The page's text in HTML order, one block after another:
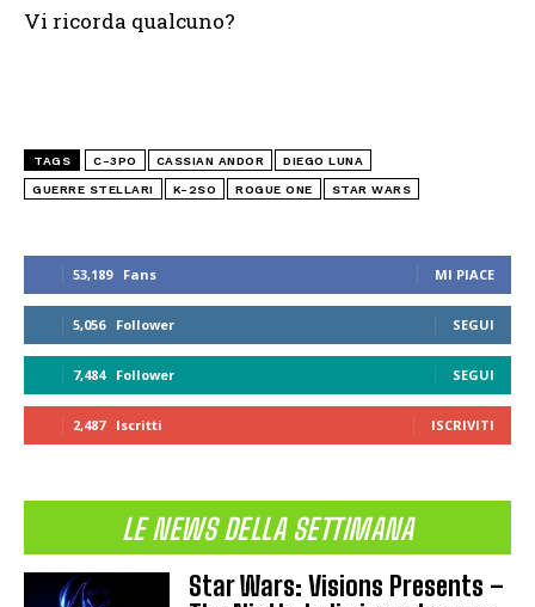
53,189 Fans MI PIACE
5,056 Follower SEGUI
7,484 Follower SEGUI
2,487 Iscritti ISCRIVITI
LE NEWS DELLA SETTIMANA
Star Wars: Visions Presents –
Vi ricorda qualcuno?
TAGS C-3PO CASSIAN ANDOR DIEGO LUNA
GUERRE STELLARI K-2SO ROGUE ONE STAR WARS